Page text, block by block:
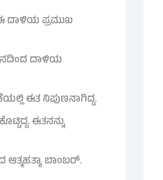
ದಾಳಿಯ ಪ್ರಮುಖ
ದಾಳಿಯ
ಈತ ನಿಪುಣನಾಗಿದ್ದ.
ಈತನನ್ನು
ಬಾಂಬರ್.